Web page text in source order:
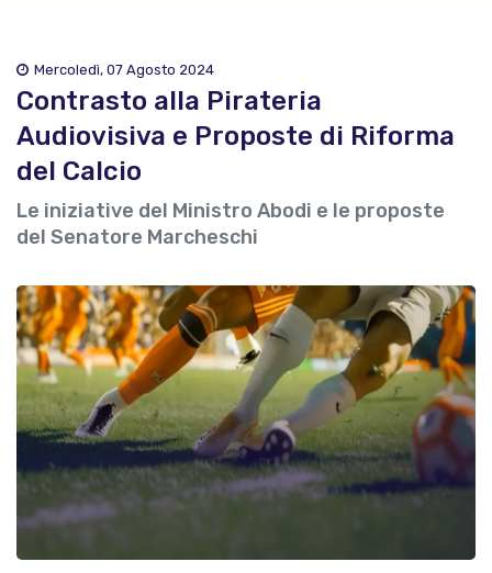
Mercoledì, 07 Agosto 2024
Contrasto alla Pirateria
Audiovisiva e Proposte di Riforma
del Calcio
Le iniziative del Ministro Abodi e le proposte
del Senatore Marcheschi